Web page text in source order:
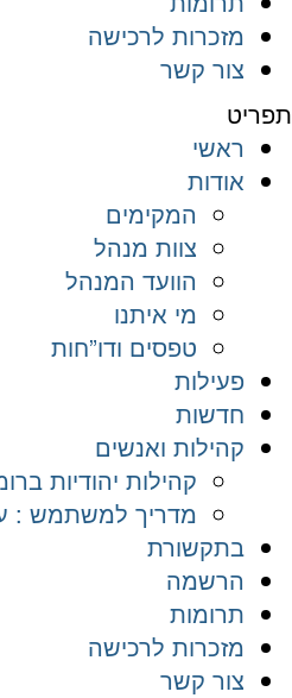
מזכרות לרכישה
צור קשר
תפריט
ראשי
אודות
המקימים
צוות מנהל
הוועד המנהל
מי איתנו
טפסים ודו”חות
פעילות
חדשות
קהילות ואנשים
קהילות יהודיות
מדריך למשתמש :
בתקשורת
הרשמה
תרומות
מזכרות לרכישה
צור קשר